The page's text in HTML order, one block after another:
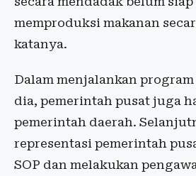
memproduksi makanan
katanya.
Dalam menjalankan
dia, pemerintah pusat juga
pemerintah daerah.
representasi pemerintah
SOP dan melakukan